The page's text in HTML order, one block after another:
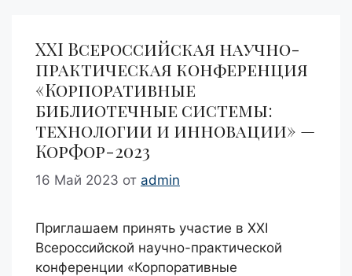
XXI Всероссийская научно-
практическая конференция
«Корпоративные
библиотечные системы:
технологии и инновации» —
КорФор-2023
16 Май 2023 от admin
Приглашаем принять участие в XXI
Всероссийской научно-практической
конференции «Корпоративные